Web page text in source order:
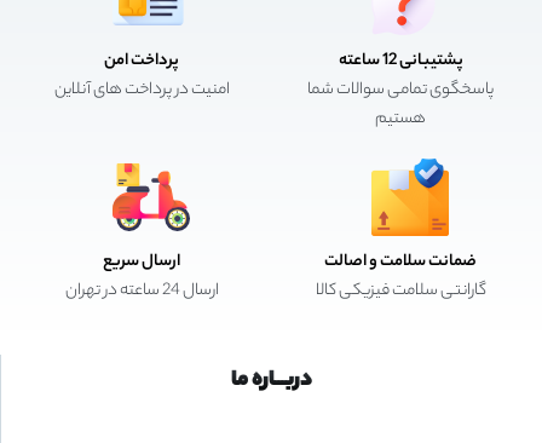
پشتیبانی 12 ساعته
پاسخگوی تمامی سوالات شما
هستیم
پرداخت امن
امنیت در پرداخت های آنلاین
ضمانت سلامت و اصالت
گارانتی سلامت فیزیکی کالا
ارسال سریع
ارسال 24 ساعته در تهران
دربـــاره ما